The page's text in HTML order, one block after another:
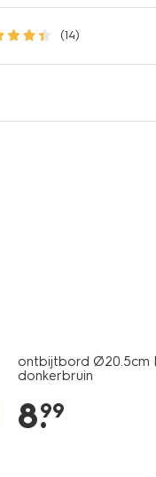
(14)
ontbijtbord Ø20.5cm
donkerbruin
8.
99